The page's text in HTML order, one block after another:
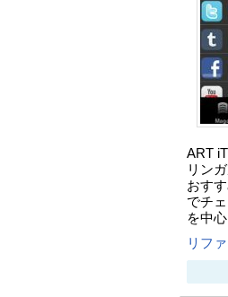
ART
リン
おす
でチ
を中
リフ